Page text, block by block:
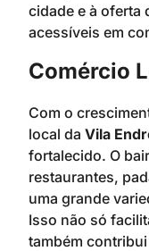
cidade e à oferta
acessíveis em
Comércio
Com o
local da Vila
fortalecido. O
restaurantes,
uma grande
Isso não só
também